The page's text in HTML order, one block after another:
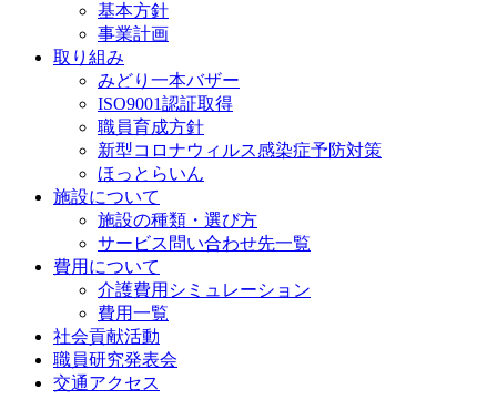
基本方針
事業計画
取り組み
みどり一本バザー
ISO9001認証取得
職員育成方針
新型コロナウィルス感染症予防対策
ほっとらいん
施設について
施設の種類・選び方
サービス問い合わせ先一覧
費用について
介護費用シミュレーション
費用一覧
社会貢献活動
職員研究発表会
交通アクセス